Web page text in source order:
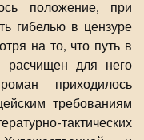
положение, при
гибелью в цензуре
на то, что путь в
расчищен для него
приходилось
требованиям
тактических